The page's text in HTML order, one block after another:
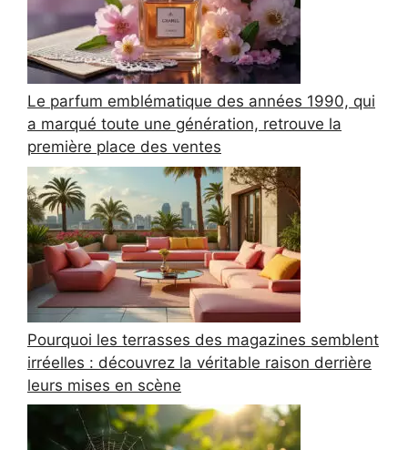
Le parfum emblématique des années 1990, qui
a marqué toute une génération, retrouve la
première place des ventes
Pourquoi les terrasses des magazines semblent
irréelles : découvrez la véritable raison derrière
leurs mises en scène